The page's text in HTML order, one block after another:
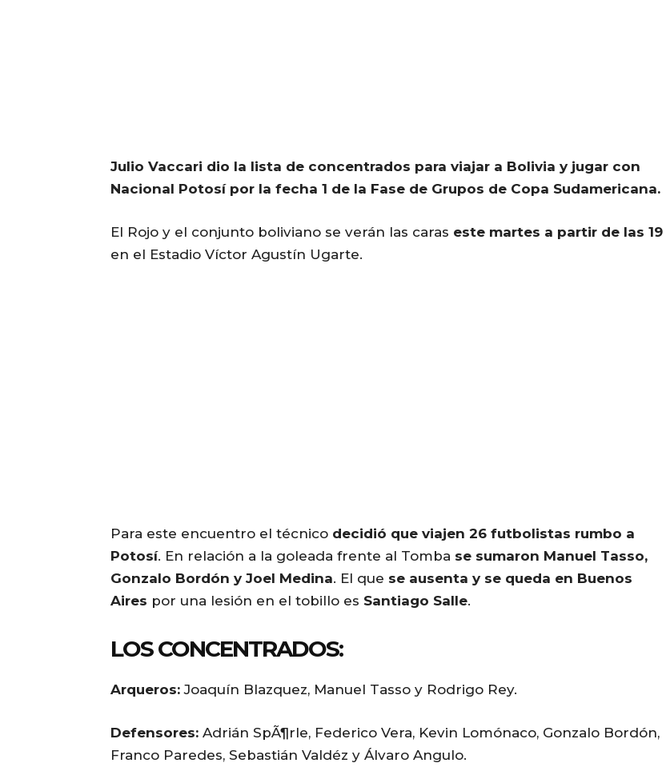
Julio Vaccari dio la lista de concentrados para viajar a Bolivia y jugar con
Nacional Potosí por la fecha 1 de la Fase de Grupos de Copa Sudamericana.
El Rojo y el conjunto boliviano se verán las caras este martes a partir de las 19
en el Estadio Víctor Agustín Ugarte.
Para este encuentro el técnico decidió que viajen 26 futbolistas rumbo a
Potosí. En relación a la goleada frente al Tomba se sumaron Manuel Tasso,
Gonzalo Bordón y Joel Medina. El que se ausenta y se queda en Buenos
Aires por una lesión en el tobillo es Santiago Salle.
LOS CONCENTRADOS:
Arqueros: Joaquín Blazquez, Manuel Tasso y Rodrigo Rey.
Defensores: Adrián SpÃ¶rle, Federico Vera, Kevin Lomónaco, Gonzalo Bordón,
Franco Paredes, Sebastián Valdéz y Álvaro Angulo.